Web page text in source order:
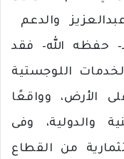
والدعم
– حفظه الله– فقد
اللوجستية
الأرض،
وواقعًا
والدولية،
وفى
من
القطاع